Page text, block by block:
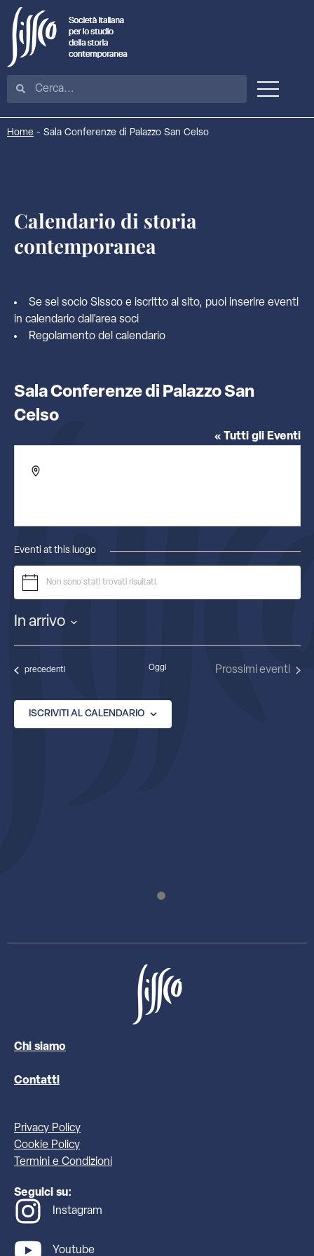
Home - Sala Conferenze di Palazzo San Celso
Calendario di storia
contemporanea
Se sei socio Sissco e iscritto al sito, puoi inserire eventi
in calendario dall'area soci
Regolamento del calendario
Sala Conferenze di Palazzo San
Celso
« Tutti gli Eventi
Indirizzo
Eventi at this luogo
Non sono stati trovati risultati.
In arrivo
Eventi
precedenti Oggi Prossimi eventi
ISCRIVITI AL CALENDARIO
Chi siamo
Contatti
Privacy Policy
Cookie Policy
Termini e Condizioni
Seguici su:
Instagram
Youtube